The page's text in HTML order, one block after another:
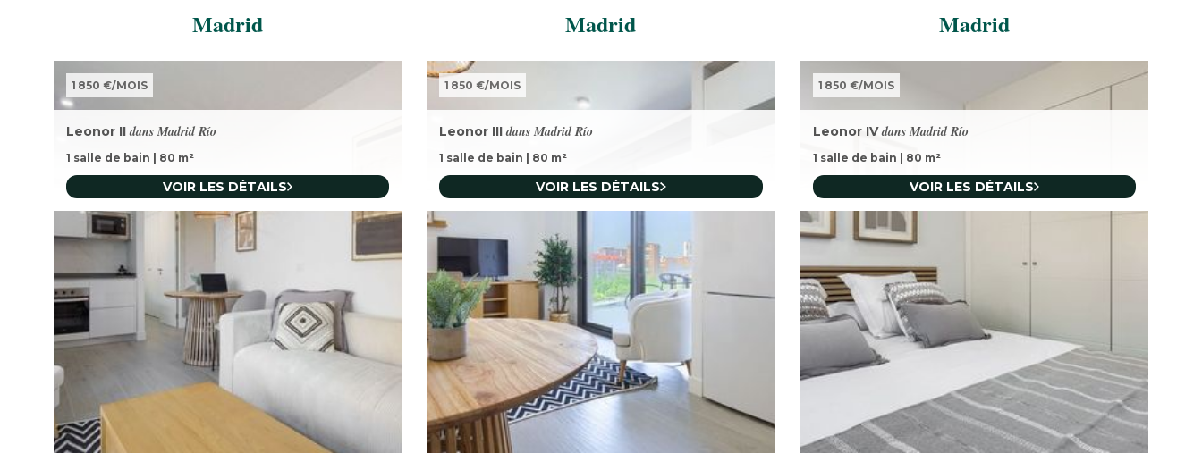
Madrid
1 850 €/MOIS
Leonor II dans Madrid Río
1 salle de bain 80 m²
VOIR LES DÉTAILS
Madrid
1 850 €/MOIS
Leonor III dans Madrid Río
1 salle de bain 80 m²
VOIR LES DÉTAILS
Madrid
1 850 €/MOIS
Leonor IV dans Madrid Río
1 salle de bain 80 m²
VOIR LES DÉTAILS